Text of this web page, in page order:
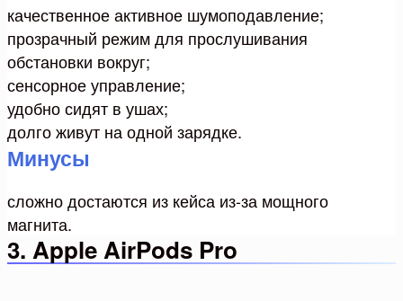
качественное активное шумоподавление;
прозрачный режим для прослушивания
обстановки вокруг;
сенсорное управление;
удобно сидят в ушах;
долго живут на одной зарядке.
Минусы
сложно достаются из кейса из-за мощного
магнита.
3. Apple AirPods Pro